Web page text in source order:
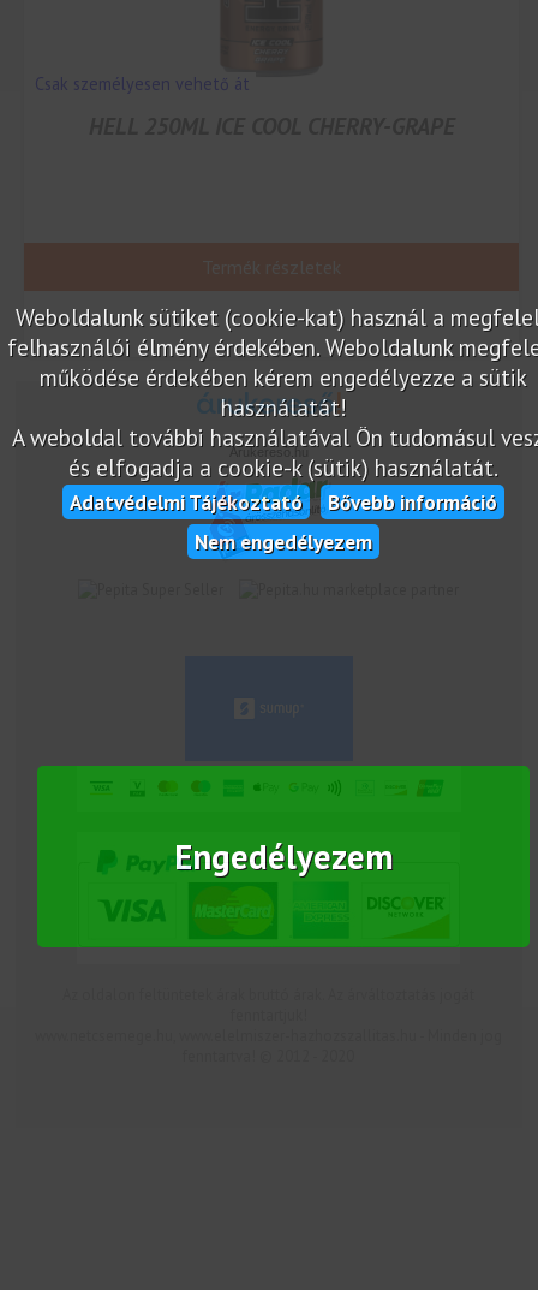
Csak személyesen vehető át
Weboldalunk sütiket (cookie-kat) használ a
felhasználói élmény érdekében. Weboldalunk
működése érdekében kérem engedélyezze a sütik
használatát!
A weboldal további használatával Ön tudomásul
és elfogadja a cookie-k (sütik) használatát.
Adatvédelmi Tájékoztató
Bővebb információ
Nem engedélyezem
Engedélyezem
Árukereső.hu